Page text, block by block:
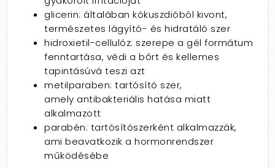
glicerin: általában kókuszdióból kivont,
természetes lágyító- és hidratáló szer
hidroxietil-cellulóz: szerepe a gél formátum
fenntartása, védi a bőrt és kellemes
tapintásúvá teszi azt
metilparaben: tartósító szer,
amely antibakteriális hatása miatt
alkalmazott
parabén: tartósítószerként alkalmazzák,
ami beavatkozik a hormonrendszer
működésébe